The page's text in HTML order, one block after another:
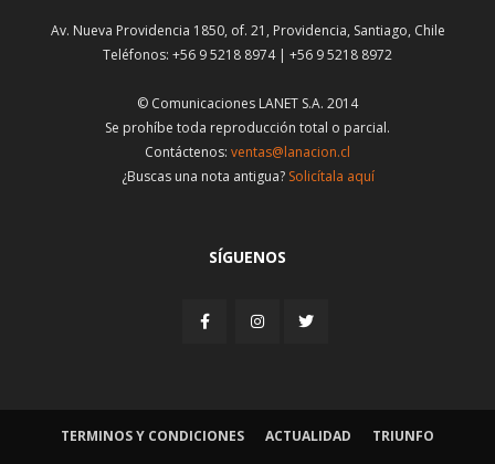
Av. Nueva Providencia 1850, of. 21, Providencia, Santiago, Chile
Teléfonos: +56 9 5218 8974 | +56 9 5218 8972
© Comunicaciones LANET S.A. 2014
Se prohíbe toda reproducción total o parcial.
Contáctenos: ventas@lanacion.cl
¿Buscas una nota antigua? Solicítala aquí
SÍGUENOS
TERMINOS Y CONDICIONES ACTUALIDAD TRIUNFO